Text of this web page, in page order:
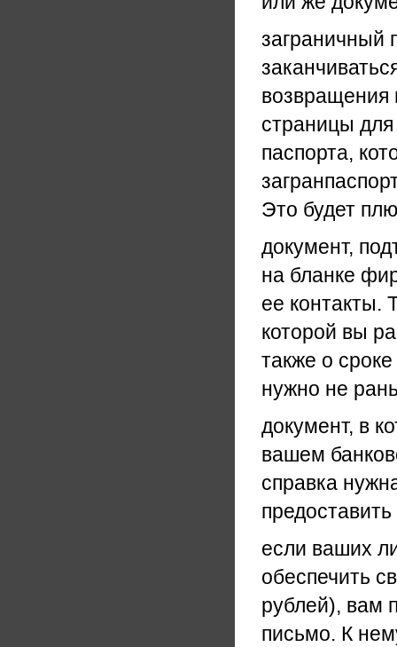
заграничный
возвращения
страницы
паспорта,
Это будет
документ,
на бланке
ее контакты.
которой вы
также о
нужно не
документ, в
вашем
справка
если ваших
обеспечить
рублей), вам
письмо. К